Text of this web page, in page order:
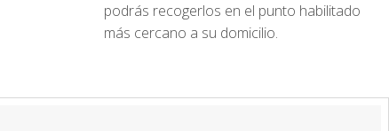
podrás recogerlos en el punto habilitado
más cercano a su domicilio.